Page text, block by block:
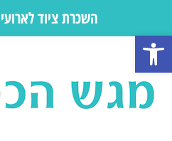
פתח סרגל נגישות
השכרת ציוד